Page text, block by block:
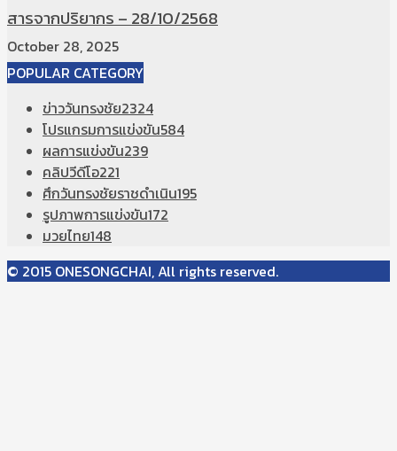
สารจากปริยากร – 28/10/2568
October 28, 2025
POPULAR CATEGORY
ข่าววันทรงชัย2324
โปรแกรมการแข่งขัน584
ผลการแข่งขัน239
คลิปวีดีโอ221
ศึกวันทรงชัยราชดำเนิน195
รูปภาพการแข่งขัน172
มวยไทย148
© 2015 ONESONGCHAI, All rights reserved.